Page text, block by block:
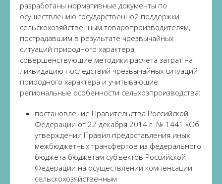
разработаны нормативные документы по
осуществлению государственной поддержки
сельскохозяйственным товаропроизводителям,
пострадавшим в результате чрезвычайных
ситуаций природного характера,
совершенствующие методики расчета затрат на
ликвидацию последствий чрезвычайных ситуаций
природного характера и учитывающие
региональные особенности сельхозпроизводства:
постановление Правительства Российской
Федерации от 22 декабря 2014 г. № 1441 «Об
утверждении Правил предоставления иных
межбюджетных трансфертов из федерального
бюджета бюджетам субъектов Российской
Федерации на осуществлении компенсации
сельскохозяйственным